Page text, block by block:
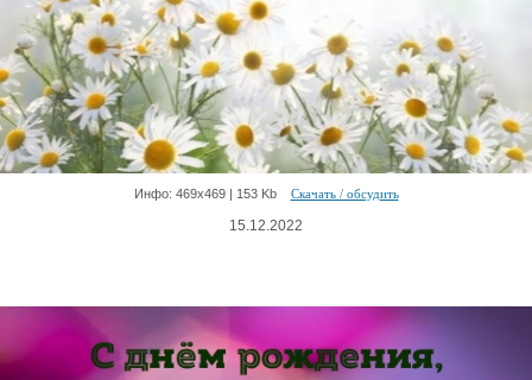
Инфо: 469х469 | 153 Kb Скачать / обсудить
15.12.2022